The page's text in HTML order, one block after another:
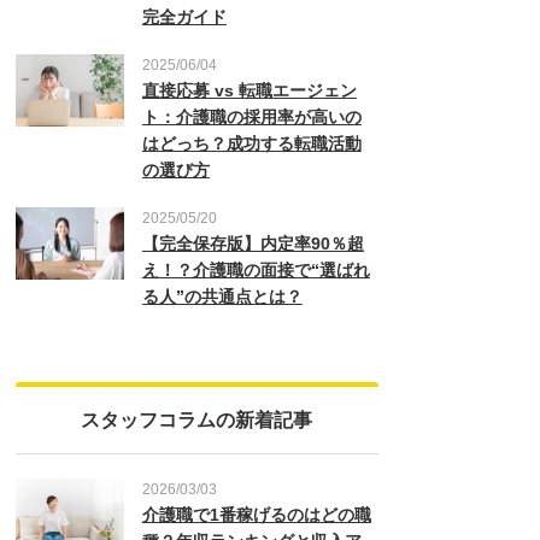
完全ガイド
2025/06/04
直接応募 vs 転職エージェン
ト：介護職の採用率が高いの
はどっち？成功する転職活動
の選び方
2025/05/20
【完全保存版】内定率90％超
え！？介護職の面接で“選ばれ
る人”の共通点とは？
スタッフコラムの新着記事
2026/03/03
介護職で1番稼げるのはどの職